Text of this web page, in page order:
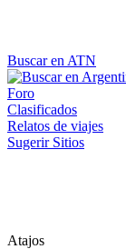
Buscar en ATN
Foro
Clasificados
Relatos de viajes
Sugerir Sitios
Atajos